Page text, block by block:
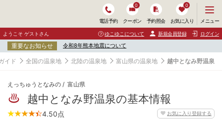
電話予約 クーポン
0
予約照会 お気に入り
0
ニ
ュ
ー
開
く
メニュー
ようこそ ゲストさん ゆこゆこについて 新規会員登録 ログイン
重要なお知らせ 令和8年熊本地震について
イド 全国の温泉地 北陸の温泉地 富山県の温泉地 越中となみ野温泉
えっちゅうとなみの 富山県
越中となみ野温泉の基本情報
お気に入り登録する
4.50点